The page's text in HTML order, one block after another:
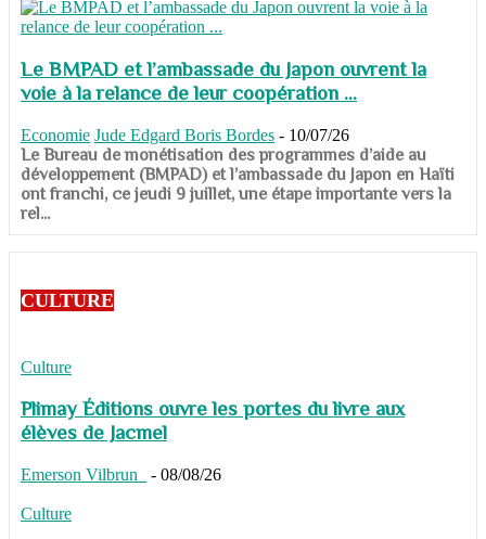
Le BMPAD et l’ambassade du Japon ouvrent la
voie à la relance de leur coopération ...
Economie Jude Edgard Boris Bordes - 10/07/26
​​​​​​​Le Bureau de monétisation des programmes d’aide au
développement (BMPAD) et l’ambassade du Japon en Haïti
ont franchi, ce jeudi 9 juillet, une étape importante vers la
rel...
CULTURE
Culture
Plimay Éditions ouvre les portes du livre aux
élèves de Jacmel
Emerson Vilbrun - 08/08/26
Culture